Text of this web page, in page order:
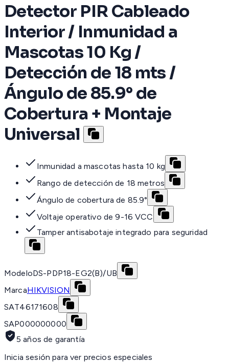
Detector PIR Cableado
Interior / Inmunidad a
Mascotas 10 Kg /
Detección de 18 mts /
Ángulo de 85.9° de
Cobertura + Montaje
Universal
Inmunidad a mascotas hasta 10 kg
Rango de detección de 18 metros
Ángulo de cobertura de 85.9°
Voltaje operativo de 9-16 VCC
Tamper antisabotaje integrado para seguridad
ModeloDS-PDP18-EG2(B)/UB
MarcaHIKVISION
SAT46171608
SAP000000000
5 años de garantía
Inicia sesión para ver precios especiales